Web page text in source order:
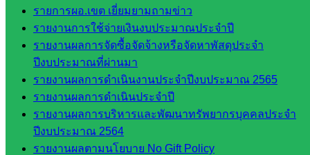
รายการผอ.เขต เยี่ยมยามถามข่าว
รายงานการใช้จ่ายเงินงบประมาณประจำปี
รายงานผลการจัดซื้อจัดจ้างหรือจัดหาพัสดุประจำ
ปีงบประมาณที่ผ่านมา
รายงานผลการดำเนินงานประจำปีงบประมาณ 2565
รายงานผลการดำเนินประจำปี
รายงานผลการบริหารและพัฒนาทรัพยากรบุคคลประจำ
ปีงบประมาณ 2564
รายงานผลตามนโยบาย No Gift Policy
เงินและ
สินทรัพย์
กลุ่มน
โยบาย
และแผน
กลุ่มส่ง
เสริมการ
จัดการ
ศึกษา